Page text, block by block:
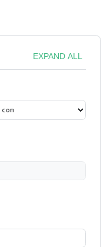
EXPAND ALL